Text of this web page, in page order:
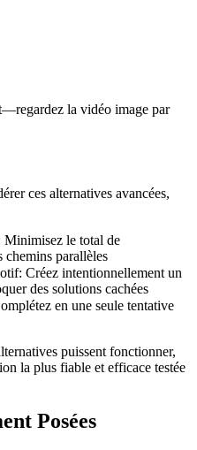
la vidéo image par
ces alternatives avancées,
Minimisez le total de
chemins parallèles
Créez intentionnellement un
des solutions cachées
en une seule tentative
puissent fonctionner,
la plus fiable et efficace testée
Posées